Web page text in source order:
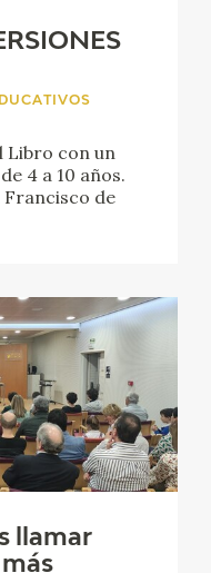
Libro con un
4 a 10 años.
de
llamar
más